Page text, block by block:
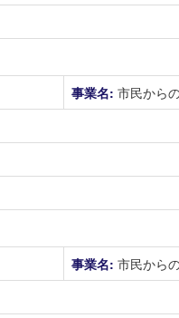
事業名: 市民から
事業名: 市民から